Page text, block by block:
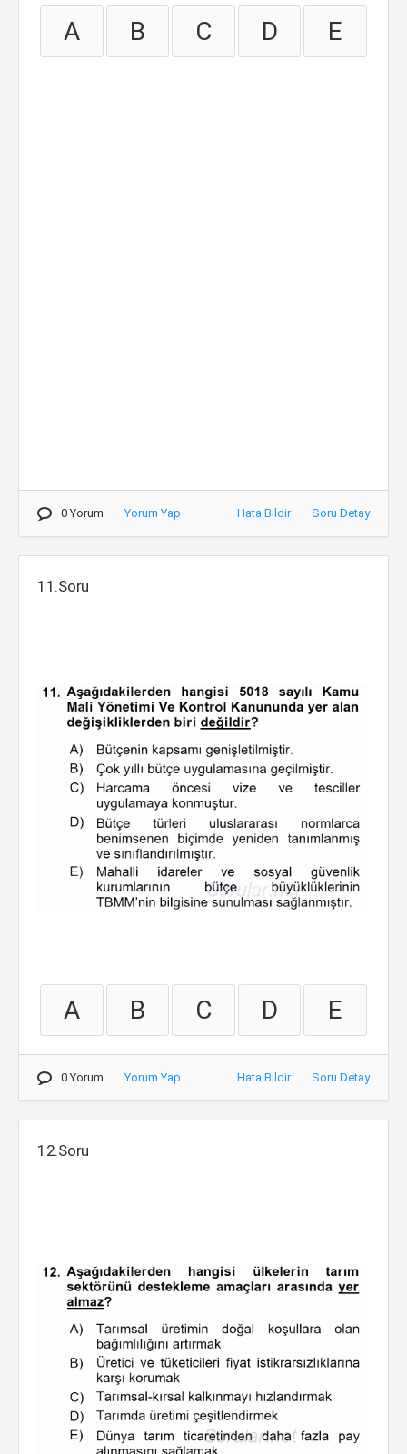
A B C D E
0 Yorum Yorum Yap Hata Bildir Soru Detay
11.Soru
A B C D E
0 Yorum Yorum Yap Hata Bildir Soru Detay
12.Soru